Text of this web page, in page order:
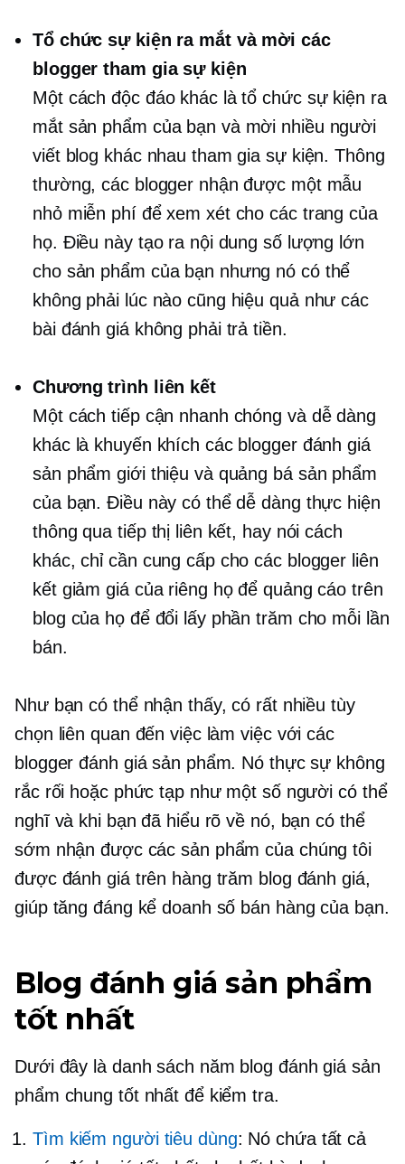
Tổ chức sự kiện ra mắt và mời các
blogger tham gia sự kiện
Một cách độc đáo khác là tổ chức sự kiện ra
mắt sản phẩm của bạn và mời nhiều người
viết blog khác nhau tham gia sự kiện. Thông
thường, các blogger nhận được một mẫu
nhỏ miễn phí để xem xét cho các trang của
họ. Điều này tạo ra nội dung số lượng lớn
cho sản phẩm của bạn nhưng nó có thể
không phải lúc nào cũng hiệu quả như các
bài đánh giá không phải trả tiền.
Chương trình liên kết
Một cách tiếp cận nhanh chóng và dễ dàng
khác là khuyến khích các blogger đánh giá
sản phẩm giới thiệu và quảng bá sản phẩm
của bạn. Điều này có thể dễ dàng thực hiện
thông qua tiếp thị liên kết, hay nói cách
khác, chỉ cần cung cấp cho các blogger liên
kết giảm giá của riêng họ để quảng cáo trên
blog của họ để đổi lấy phần trăm cho mỗi lần
bán.
Như bạn có thể nhận thấy, có rất nhiều tùy
chọn liên quan đến việc làm việc với các
blogger đánh giá sản phẩm. Nó thực sự không
rắc rối hoặc phức tạp như một số người có thể
nghĩ và khi bạn đã hiểu rõ về nó, bạn có thể
sớm nhận được các sản phẩm của chúng tôi
được đánh giá trên hàng trăm blog đánh giá,
giúp tăng đáng kể doanh số bán hàng của bạn.
Blog đánh giá sản phẩm
tốt nhất
Dưới đây là danh sách năm blog đánh giá sản
phẩm chung tốt nhất để kiểm tra.
Tìm kiếm người tiêu dùng: Nó chứa tất cả